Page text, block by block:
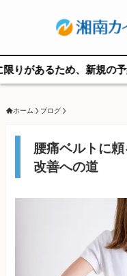
め、新規の予約をご希望
ホーム ブログ
腰痛ベルトに
改善への道